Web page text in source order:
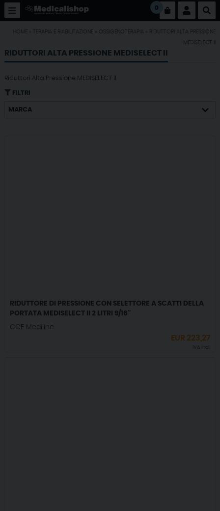
0
HOME TERAPIA E RIABILITAZIONE OSSIGENOTERAPIA
RIDUTTORI ALTA PRESSIONE
MEDISELECT II
RIDUTTORI ALTA PRESSIONE MEDISELECT II
Riduttori Alta Pressione MEDISELECT II
FILTRI
MARCA
RIDUTTORE DI PRESSIONE CON SELETTORE A SCATTI DELLA
PORTATA MEDISELECT II 2 LITRI 9/16''
GCE Mediline
EUR 223,27
IVA incl.